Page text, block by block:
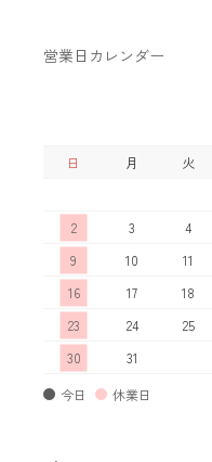
営業日カレンダー
日
月 火
2
3 4
9
10 11
16
17 18
23
24 25
30
31
今日 休業日